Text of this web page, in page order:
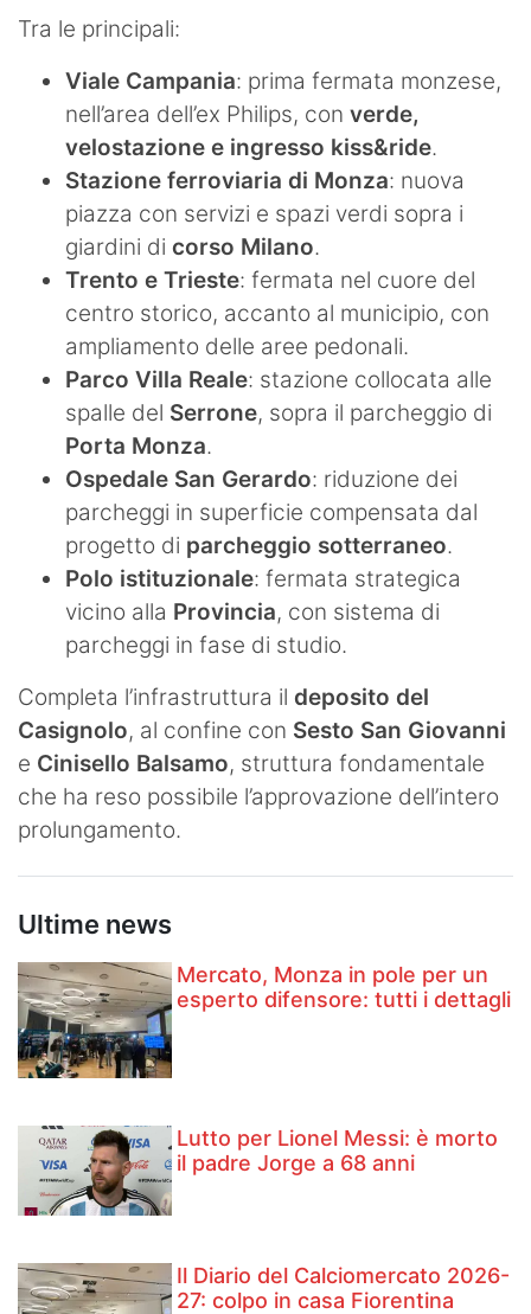
Tra le principali:
Viale Campania: prima fermata monzese,
nell’area dell’ex Philips, con verde,
velostazione e ingresso kiss&ride.
Stazione ferroviaria di Monza: nuova
piazza con servizi e spazi verdi sopra i
giardini di corso Milano.
Trento e Trieste: fermata nel cuore del
centro storico, accanto al municipio, con
ampliamento delle aree pedonali.
Parco Villa Reale: stazione collocata alle
spalle del Serrone, sopra il parcheggio di
Porta Monza.
Ospedale San Gerardo: riduzione dei
parcheggi in superficie compensata dal
progetto di parcheggio sotterraneo.
Polo istituzionale: fermata strategica
vicino alla Provincia, con sistema di
parcheggi in fase di studio.
Completa l’infrastruttura il deposito del
Casignolo, al confine con Sesto San Giovanni
e Cinisello Balsamo, struttura fondamentale
che ha reso possibile l’approvazione dell’intero
prolungamento.
Ultime news
Mercato, Monza in pole per un
esperto difensore: tutti i dettagli
Lutto per Lionel Messi: è morto
il padre Jorge a 68 anni
Il Diario del Calciomercato 2026-
27: colpo in casa Fiorentina